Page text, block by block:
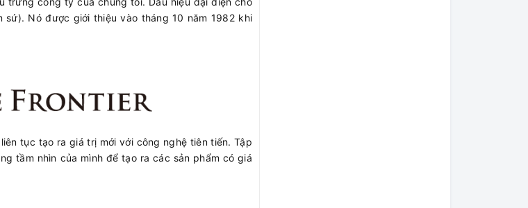
Nó được giới thiệu vào tháng 10 năm 1982 khi
tục tạo ra giá trị mới với công nghệ tiên tiến. Tập
tầm nhìn của mình để tạo ra các sản phẩm có giá